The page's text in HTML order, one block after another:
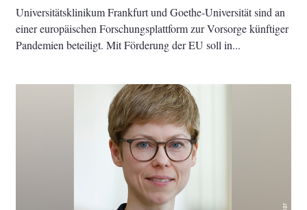
Universitätsklinikum Frankfurt und Goethe-Universität sind an
einer europäischen Forschungsplattform zur Vorsorge künftiger
Pandemien beteiligt. Mit Förderung der EU soll in